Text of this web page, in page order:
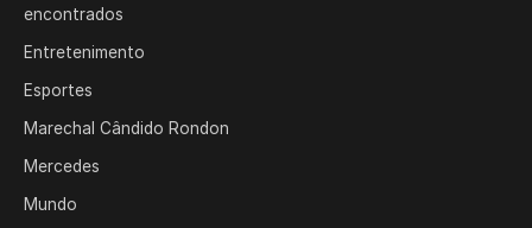
encontrados
Entretenimento
Esportes
Marechal Cândido Rondon
Mercedes
Mundo